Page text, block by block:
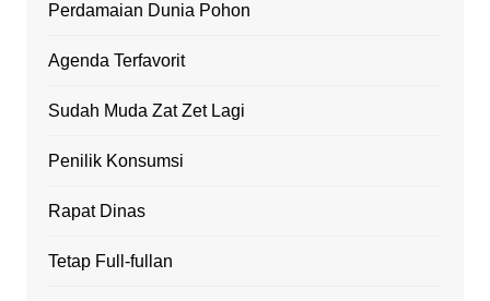
Perdamaian Dunia Pohon
Agenda Terfavorit
Sudah Muda Zat Zet Lagi
Penilik Konsumsi
Rapat Dinas
Tetap Full-fullan